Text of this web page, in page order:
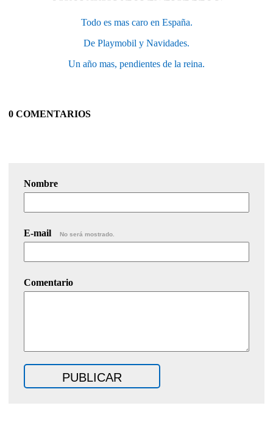
Todo es mas caro en España.
De Playmobil y Navidades.
Un año mas, pendientes de la reina.
0 COMENTARIOS
Nombre
E-mail No será mostrado.
Comentario